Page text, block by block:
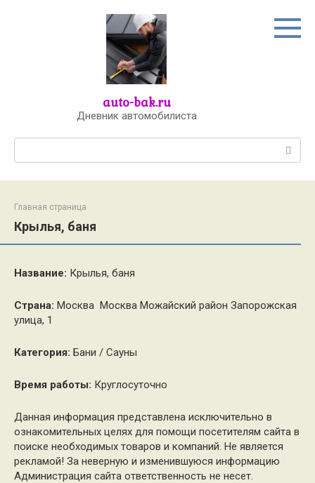
auto-bak.ru
Дневник автомобилиста
Главная страница
Крылья, баня
Название: Крылья, баня
Страна: Москва Москва Можайский район Запорожская
улица, 1
Категория: Бани / Сауны
Время работы: Круглосуточно
Данная информация представлена исключительно в
ознакомительных целях для помощи посетителям сайта в
поиске необходимых товаров и компаний. Не является
рекламой! За неверную и изменившуюся информацию
Администрация сайта ответственность не несет.